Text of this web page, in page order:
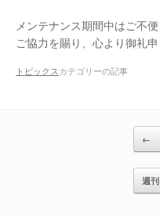
メンテナンス期間中はご不
ご協力を賜り、心より御礼申
トピックスカテゴリーの記事
←
週